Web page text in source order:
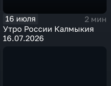
16 июля
2 мин
Утро России Калмыкия
16.07.2026